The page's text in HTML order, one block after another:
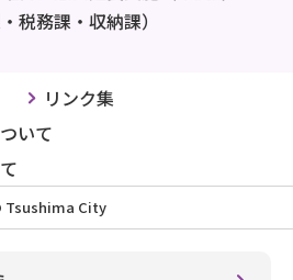
税務課・収納課）
リンク集
いて
Tsushima City